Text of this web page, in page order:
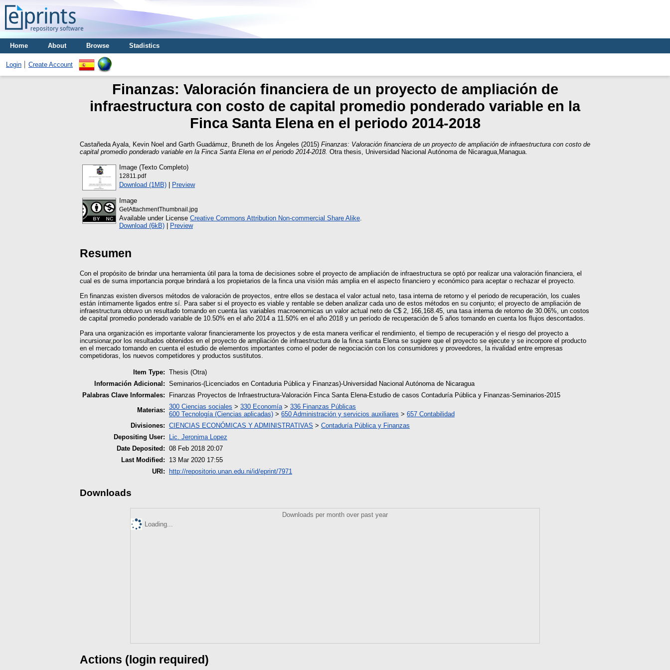
Home About Browse Stadistics
Login Create Account
Finanzas: Valoración financiera de un proyecto de ampliación de
infraestructura con costo de capital promedio ponderado variable en la
Finca Santa Elena en el periodo 2014-2018
Castañeda Ayala, Kevin Noel and Garth Guadámuz, Bruneth de los Ángeles (2015) Finanzas: Valoración financiera de un proyecto de ampliación de infraestructura con costo de
capital promedio ponderado variable en la Finca Santa Elena en el periodo 2014-2018. Otra thesis, Universidad Nacional Autónoma de Nicaragua,Managua.
Image (Texto Completo)
12811.pdf
Download (1MB) | Preview
Image
GetAttachmentThumbnail.jpg
Available under License Creative Commons Attribution Non-commercial Share Alike
Download (6kB) | Preview
Resumen
Con el propósito de brindar una herramienta útil para la toma de decisiones sobre el proyecto de ampliación de infraestructura se optó por realizar una valoración financiera, el
cual es de suma importancia porque brindará a los propietarios de la finca una visión más amplia en el aspecto financiero y económico para aceptar o rechazar el proyecto.
En finanzas existen diversos métodos de valoración de proyectos, entre ellos se destaca el valor actual neto, tasa interna de retorno y el periodo de recuperación, los cuales
están íntimamente ligados entre sí. Para saber si el proyecto es viable y rentable se deben analizar cada uno de estos métodos en su conjunto; el proyecto de ampliación de
infraestructura obtuvo un resultado tomando en cuenta las variables macroenomicas un valor actual neto de C$ 2, 166,168.45, una tasa interna de retorno de 30.06%, un costos
de capital promedio ponderado variable de 10.50% en el año 2014 a 11.50% en el año 2018 y un período de recuperación de 5 años tomando en cuenta los flujos descontados.
Para una organización es importante valorar financieramente los proyectos y de esta manera verificar el rendimiento, el tiempo de recuperación y el riesgo del proyecto a
incursionar,por los resultados obtenidos en el proyecto de ampliación de infraestructura de la finca santa Elena se sugiere que el proyecto se ejecute y se incorpore el producto
en el mercado tomando en cuenta el estudio de elementos importantes como el poder de negociación con los consumidores y proveedores, la rivalidad entre empresas
competidoras, los nuevos competidores y productos sustitutos.
Item Type: Thesis (Otra)
Información Adicional: Seminarios-(Licenciados en Contaduria Pública y Finanzas)-Universidad Nacional Autónoma de Nicaragua
Palabras Clave Informales:
Finanzas Proyectos de Infraestructura-Valoración Finca Santa Elena-Estudio de casos Contaduría Pública y Finanzas-Seminarios-2015
Materias: 300 Ciencias sociales > 330 Economía > 336 Finanzas Públicas
600 Tecnología (Ciencias aplicadas) > 650 Administración y servicios auxiliares > 657 Contabilidad
Divisiones: CIENCIAS ECONÓMICAS Y ADMINISTRATIVAS > Contaduría Pública y Finanzas
Depositing User:
Lic. Jeronima Lopez
Date Deposited: 08 Feb 2018 20:07
Last Modified:
13 Mar 2020 17:55
URI:
http://repositorio.unan.edu.ni/id/eprint/7971
Downloads
Downloads per month over past year
Loading...
Actions (login required)